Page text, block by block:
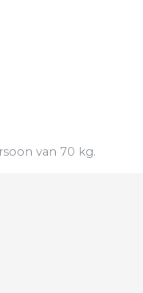
van 70 kg.